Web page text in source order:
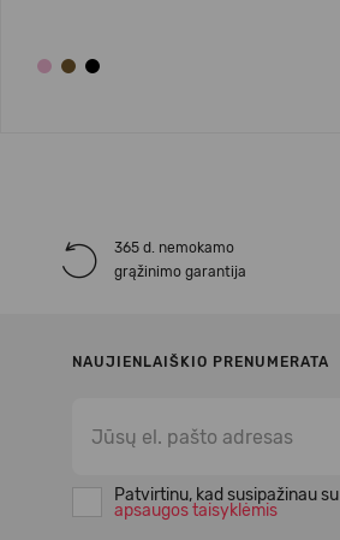
365 d. nemokamo
grąžinimo garantija
NAUJIENLAIŠKIO PRENUMERATA
Patvirtinu, kad susipažinau su
apsaugos taisyklėmis